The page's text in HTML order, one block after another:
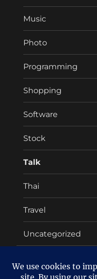
Music
Photo
Programming
Shopping
Software
Stock
Talk
Thai
Travel
Uncategorized